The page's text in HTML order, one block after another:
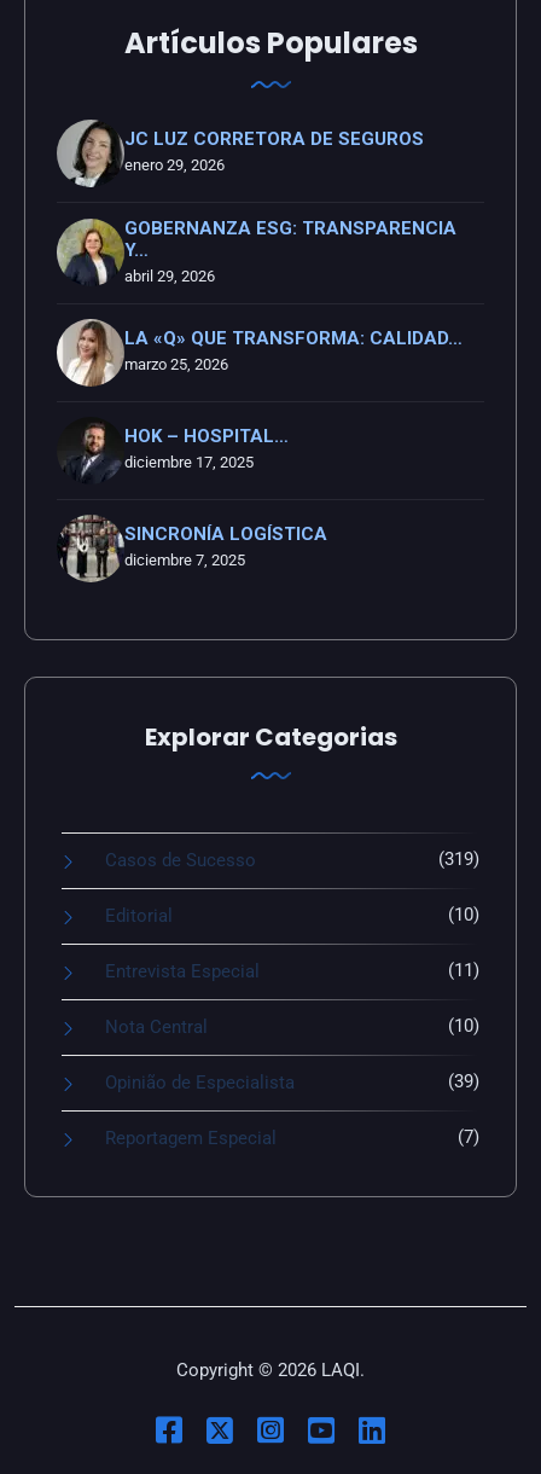
Artículos Populares
JC LUZ CORRETORA DE SEGUROS
enero 29, 2026
GOBERNANZA ESG: TRANSPARENCIA
Y…
abril 29, 2026
LA «Q» QUE TRANSFORMA: CALIDAD…
marzo 25, 2026
HOK – HOSPITAL…
diciembre 17, 2025
SINCRONÍA LOGÍSTICA
diciembre 7, 2025
Explorar Categorias
Casos de Sucesso (319)
Editorial (10)
Entrevista Especial (11)
Nota Central (10)
Opinião de Especialista (39)
Reportagem Especial (7)
Copyright © 2026 LAQI.